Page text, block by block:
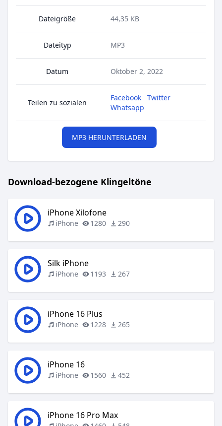
Dateigröße 44,35 KB
Dateityp MP3
Datum Oktober 2, 2022
Teilen zu sozialen
Facebook
Twitter
Whatsapp
MP3 HERUNTERLADEN
Download-bezogene Klingeltöne
iPhone Xilofone
iPhone 1280 290
Silk iPhone
iPhone 1193 267
iPhone 16 Plus
iPhone 1228 265
iPhone 16
iPhone 1560 452
iPhone 16 Pro Max